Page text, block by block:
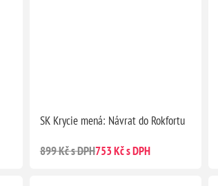
SK Krycie mená: Návrat do Rokfortu
899 Kč s DPH753 Kč s DPH